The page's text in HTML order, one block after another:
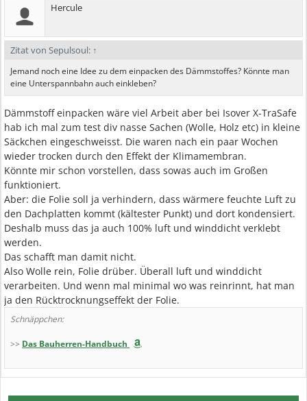
Hercule
Zitat von Sepulsoul: ↑
Jemand noch eine Idee zu dem einpacken des Dämmstoffes? Könnte man
eine Unterspannbahn auch einkleben?
Dämmstoff einpacken wäre viel Arbeit aber bei Isover X-TraSafe
hab ich mal zum test div nasse Sachen (Wolle, Holz etc) in kleine
Säckchen eingeschweisst. Die waren nach ein paar Wochen
wieder trocken durch den Effekt der Klimamembran.
Könnte mir schon vorstellen, dass sowas auch im Großen
funktioniert.
Aber: die Folie soll ja verhindern, dass wärmere feuchte Luft zu
den Dachplatten kommt (kältester Punkt) und dort kondensiert.
Deshalb muss das ja auch 100% luft und winddicht verklebt
werden.
Das schafft man damit nicht.
Also Wolle rein, Folie drüber. Überall luft und winddicht
verarbeiten. Und wenn mal minimal wo was reinrinnt, hat man
ja den Rücktrocknungseffekt der Folie.
Schnäppchen:
>> Das Bauherren-Handbuch